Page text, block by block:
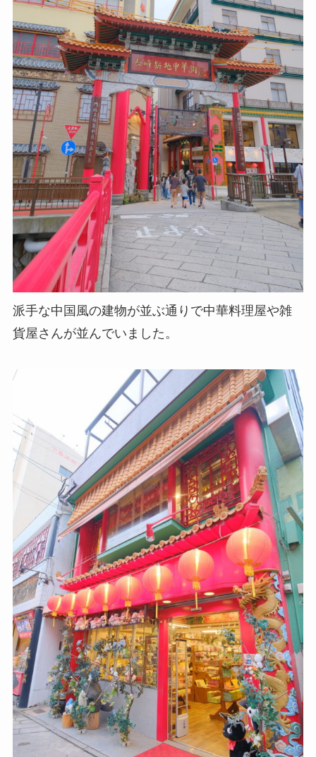
派手な中国風の建物が並ぶ通りで中華料理屋や雑
貨屋さんが並んでいました。